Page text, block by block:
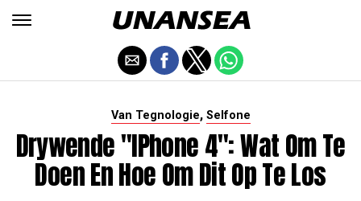
Van Tegnologie, Selfone
Drywende "iPhone 4": Wat Om Te
Doen En Hoe Om Dit Op Te Los